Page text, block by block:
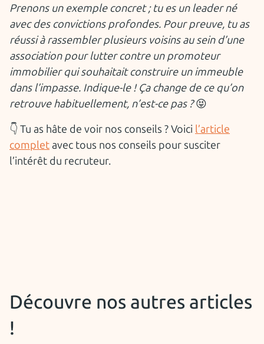
Prenons un exemple concret ; tu es un leader né
avec des convictions profondes. Pour preuve, tu as
réussi à rassembler plusieurs voisins au sein d’une
association pour lutter contre un promoteur
immobilier qui souhaitait construire un immeuble
dans l’impasse. Indique-le ! Ça change de ce qu’on
retrouve habituellement, n’est-ce pas ?😝
👇 Tu as hâte de voir nos conseils ? Voici l’article
completavec tous nos conseils pour susciter
l’intérêt du recruteur.
Découvre nos autres articles
!